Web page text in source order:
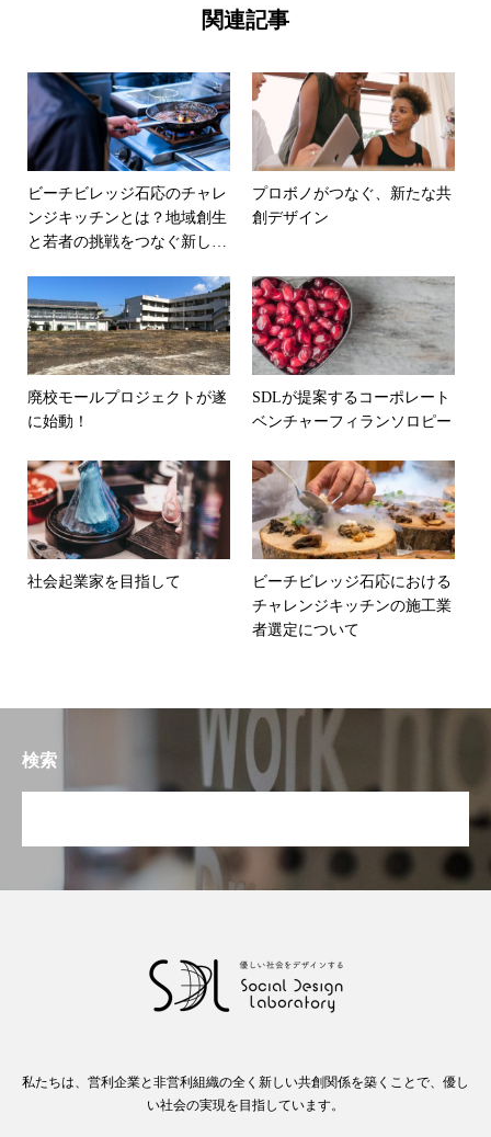
関連記事
ビーチビレッジ石応のチャレ
ンジキッチンとは？地域創生
と若者の挑戦をつなぐ新しい
プロボノがつなぐ、新たな共
創デザイン
廃校モールプロジェクトが遂
に始動！
SDLが提案するコーポレート
ベンチャーフィランソロピー
社会起業家を目指して
ビーチビレッジ石応における
チャレンジキッチンの施工業
者選定について
検索
私たちは、営利企業と非営利組織の全く新しい共創関係を築くことで、優し
い社会の実現を目指しています。